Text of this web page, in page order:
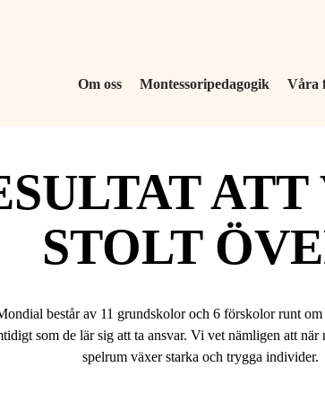
Om oss Montessoripedagogik Våra
ATT
STOLT
består av 11 grundskolor och 6 förskolor runt
som de lär sig att ta ansvar. Vi vet nämligen att
spelrum växer starka och trygga individer.